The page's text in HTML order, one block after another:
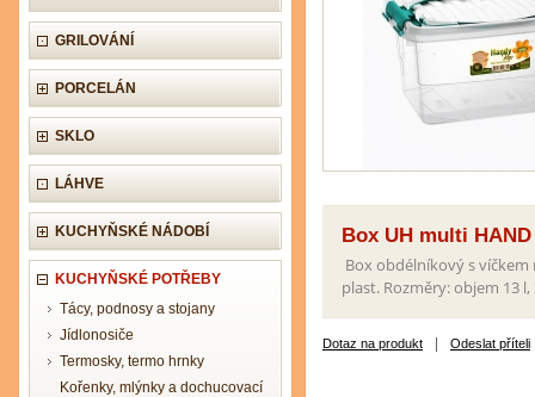
GRILOVÁNÍ
PORCELÁN
SKLO
LÁHVE
KUCHYŇSKÉ NÁDOBÍ
KUCHYŇSKÉ POTŘEBY
Tácy, podnosy a stojany
Jídlonosiče
Termosky, termo hrnky
Kořenky, mlýnky a dochucovací
Box UH multi
Box obdélníkový s
plast. Rozměry: objem 13 l,
Dotaz na produkt Odeslat příteli